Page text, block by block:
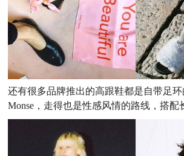
还有很多品牌推出的高跟鞋都是自带足
Monse，走得也是性感风情的路线，搭配